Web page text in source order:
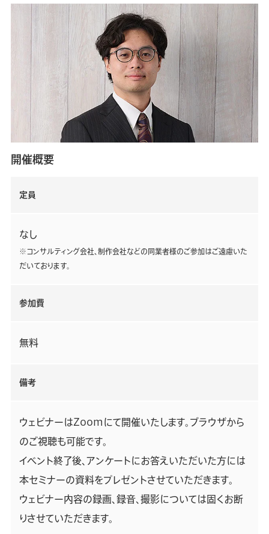
開催概要
定員
なし
※コンサルティング会社、制作会社などの同業者様のご参加はご遠慮いた
だいております。
参加費
無料
備考
ウェビナーはZoomにて開催いたします。ブラウザから
のご視聴も可能です。
イベント終了後、アンケートにお答えいただいた方には
本セミナーの資料をプレゼントさせていただきます。
ウェビナー内容の録画、録音、撮影については固くお断
りさせていただきます。